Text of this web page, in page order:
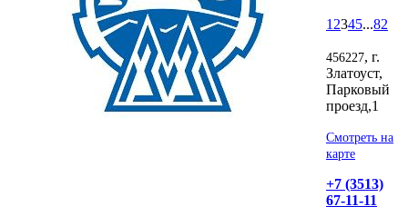
1 2345...82
456227, г.
Златоуст,
Парковый
проезд,1
Смотреть на
карте
+7 (3513)
67-11-11